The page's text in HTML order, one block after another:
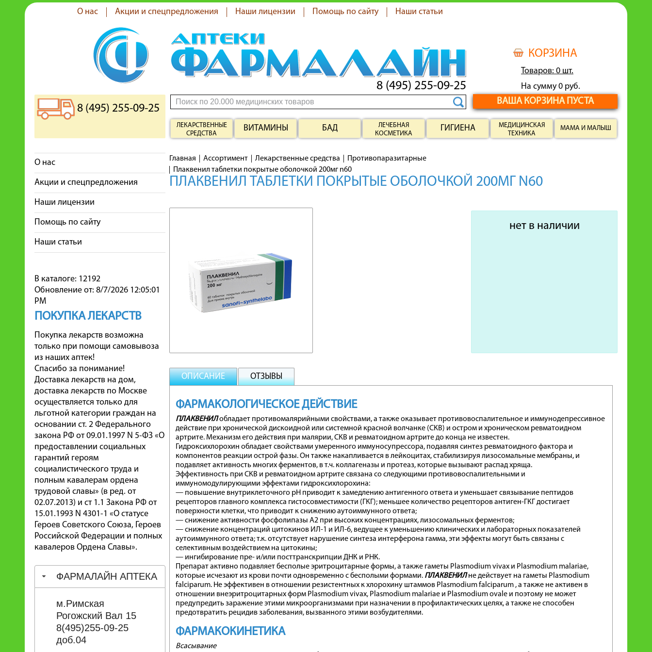
О нас Акции и спецпредложения Наши лицензии Помощь по сайту Наши статьи
КОРЗИНА
Товаров: 0 шт.
На сумму 0 руб.
ВАША КОРЗИНА ПУСТА
8 (495) 255-09-25
8 (495) 255-09-25
ЛЕКАРСТВЕННЫЕ
СРЕДСТВА
ВИТАМИНЫ БАД
ЛЕЧЕБНАЯ
КОСМЕТИКА
ГИГИЕНА
МЕДИЦИНСКАЯ
ТЕХНИКА
МАМА И МАЛЫШ
О нас
Акции и спецпредложения
Наши лицензии
Помощь по сайту
Наши статьи
В каталоге: 12192
Обновление от: 8/7/2026 12:05:01
PM
ПОКУПКА ЛЕКАРСТВ
Покупка лекарств возможна
только при помощи самовывоза
из наших аптек!
Спасибо за понимание!
Доставка лекарств на дом,
доставка лекарств по Москве
осуществляется только для
льготной категории граждан на
основании ст. 2 Федерального
закона РФ от 09.01.1997 N 5-ФЗ «О
предоставлении социальных
гарантий героям
социалистического труда и
полным кавалерам ордена
трудовой славы» (в ред. от
02.07.2013) и ст 1.1 Закона РФ от
15.01.1993 N 4301-1 «О статусе
Героев Советского Союза, Героев
Российской Федерации и полных
кавалеров Ордена Славы».
ФАРМАЛАЙН АПТЕКА
м.Римская
Рогожский Вал 15
8(495)255-09-25
доб.04
Главная Ассортимент Лекарственные средства
Противопаразитарные
Плаквенил таблетки покрытые оболочкой 200мг n60
ПЛАКВЕНИЛ ТАБЛЕТКИ ПОКРЫТЫЕ ОБОЛОЧКОЙ 200МГ N60
нет в наличии
ОПИСАНИЕ ОТЗЫВЫ
ФАРМАКОЛОГИЧЕСКОЕ ДЕЙСТВИЕ
ПЛАКВЕНИЛобладает противомалярийными свойствами, а также оказывает противовоспалительное и иммунодепрессивное
действие при хронической дискоидной или системной красной волчанке (СКВ) и остром и хроническом ревматоидном
артрите. Механизм его действия при малярии, СКВ и ревматоидном артрите до конца не известен.
Гидроксихлорохин обладает свойствами умеренного иммуносупрессора, подавляя синтез ревматоидного фактора и
компонентов реакции острой фазы. Он также накапливается в лейкоцитах, стабилизируя лизосомальные мембраны, и
подавляет активность многих ферментов, в т.ч. коллагеназы и протеаз, которые вызывают распад хряща.
Эффективность при СКВ и ревматоидном артрите связана со следующими противовоспалительными и
иммуномодулирующими эффектами гидроксихлорохина:
— повышение внутриклеточного рН приводит к замедлению антигенного ответа и уменьшает связывание пептидов
рецепторов главного комплекса гистосовместимости (ГКГ); меньшее количество рецепторов антиген-ГКГ достигает
поверхности клетки, что приводит к снижению аутоиммунного ответа;
— снижение активности фосфолипазы А2 при высоких концентрациях, лизосомальных ферментов;
— снижение концентраций цитокинов ИЛ-1 и ИЛ-6, ведущее к уменьшению клинических и лабораторных показателей
аутоиммунного ответа; т.к. отсутствует нарушение синтеза интерферона гамма, эти эффекты могут быть связаны с
селективным воздействием на цитокины;
— ингибирование пре- и/или посттранскрипции ДНК и РНК.
Препарат активно подавляет бесполые эритроцитарные формы, а также гаметы Plasmodium vivax и Plasmodium malariae,
которые исчезают из крови почти одновременно с бесполыми формами. ПЛАКВЕНИЛне действует на гаметы Plasmodium
falciparum. Не эффективен в отношении резистентных к хлорохину штаммов Plasmodium falciparum , а также не активен в
отношении внеэритроцитарных форм Plasmodium vivax, Plasmodium malariae и Plasmodium ovale и поэтому не может
предупредить заражение этими микроорганизмами при назначении в профилактических целях, а также не способен
предотвратить рецидив заболевания, вызванного этими возбудителями.
ФАРМАКОКИНЕТИКА
Всасывание